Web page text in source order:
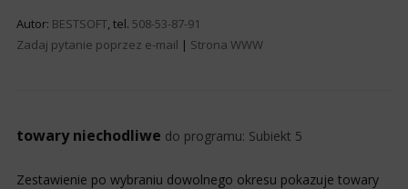
Autor: BESTSOFT, tel. 508-53-87-91
Zadaj pytanie poprzez e-mail | Strona WWW
towary niechodliwe do programu: Subiekt 5
Zestawienie po wybraniu dowolnego okresu pokazuje towary